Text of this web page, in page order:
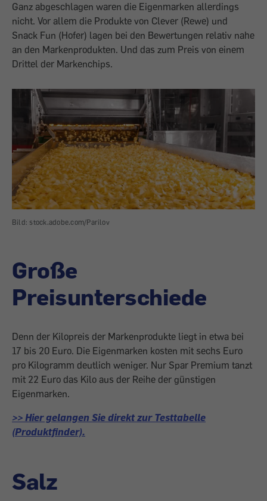
Ganz abgeschlagen waren die Eigenmarken allerdings
nicht. Vor allem die Produkte von Clever (Rewe) und
Snack Fun (Hofer) lagen bei den Bewertungen relativ nahe
an den Markenprodukten. Und das zum Preis von einem
Drittel der Markenchips.
Bild: stock.adobe.com/Parilov
Große
Preisunterschiede
Denn der Kilopreis der Markenprodukte liegt in etwa bei
17 bis 20 Euro. Die Eigenmarken kosten mit sechs Euro
pro Kilogramm deutlich weniger. Nur Spar Premium tanzt
mit 22 Euro das Kilo aus der Reihe der günstigen
Eigenmarken.
>> Hier gelangen Sie direkt zur Testtabelle
(Produktfinder).
Salz